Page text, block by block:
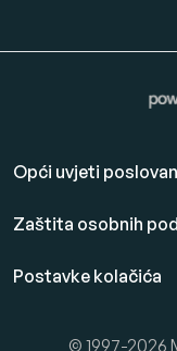
Opći uvjeti
Zaštita osobnih
Postavke kolačića
© 1997-2026